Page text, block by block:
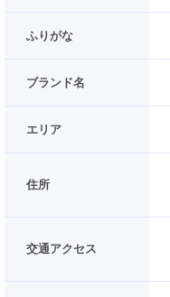
ふりがな
ブランド名
エリア
住所
交通アクセス